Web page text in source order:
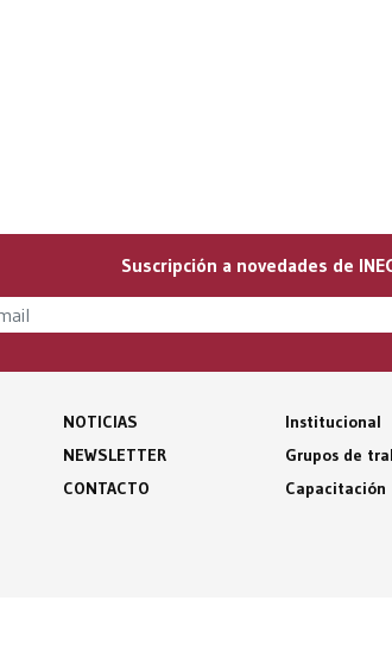
Suscripción a novedades de
NOTICIAS
NEWSLETTER
CONTACTO
Institucional
Grupos de
Capacitación